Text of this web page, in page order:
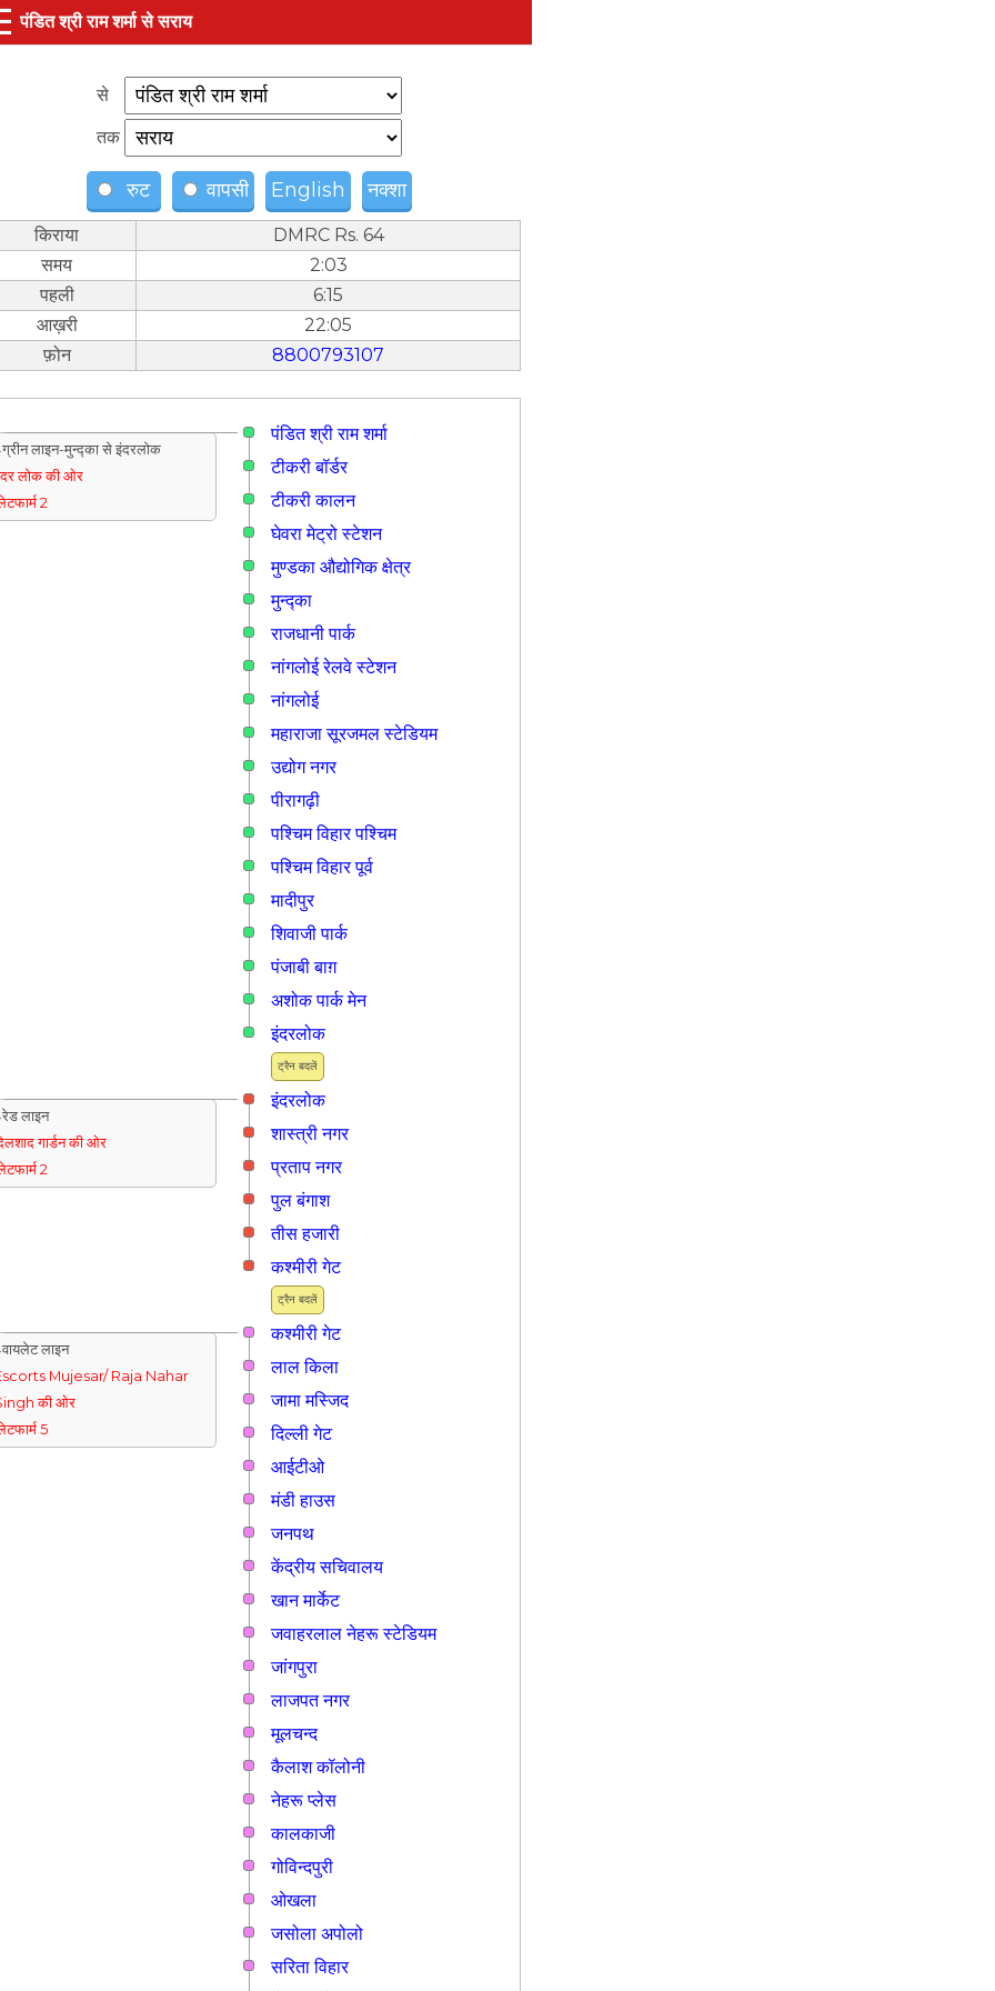
पंडित श्री राम शर्मा से सराय
से
तक
रुट वापसी English नक्शा
किराया
DMRC Rs. 64
समय
2:03
पहली
6:15
आख़री
22:05
फ़ोन
8800793107
पंडित श्री राम शर्मा
लाइन-मुन्द्का से इंदरलोक
लोक की ओर
2
टीकरी बॉर्डर
टीकरी कालन
घेवरा मेट्रो स्टेशन
मुण्डका औद्योगिक क्षेत्र
मुन्द्का
राजधानी पार्क
नांगलोई रेलवे स्टेशन
नांगलोई
महाराजा सूरजमल स्टेडियम
उद्योग नगर
पीरागढ़ी
पश्चिम विहार पश्चिम
पश्चिम विहार पूर्व
मादीपुर
शिवाजी पार्क
पंजाबी बाग़
अशोक पार्क मेन
ट्रैन बदलें
इंदरलोक
इंदरलोक
लाइन
गार्डन की ओर
2
शास्त्री नगर
प्रताप नगर
पुल बंगाश
तीस हजारी
ट्रैन बदलें
कश्मीरी गेट
कश्मीरी गेट
लाइन
Mujesar/ Raja Nahar
की ओर
5
लाल किला
जामा मस्जिद
दिल्ली गेट
आईटीओ
मंडी हाउस
जनपथ
केंद्रीय सचिवालय
खान मार्केट
जवाहरलाल नेहरू स्टेडियम
जांगपुरा
लाजपत नगर
मूलचन्द
कैलाश कॉलोनी
नेहरू प्लेस
कालकाजी
गोविन्दपुरी
ओखला
जसोला अपोलो
सरिता विहार